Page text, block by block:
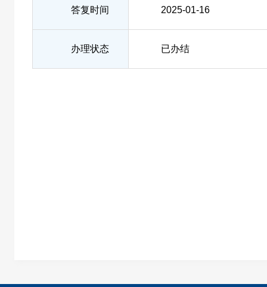
答复时间 2025-01-16
办理状态 已办结